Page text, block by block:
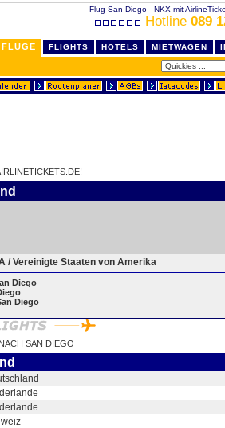
Flug San Diego - NKX mit
Hotline 089
FLÜGE FLIGHTS HOTELS MIETWAGEN
/ Vereinigte Staaten von Amerika
Diego
Diego
SAN DIEGO